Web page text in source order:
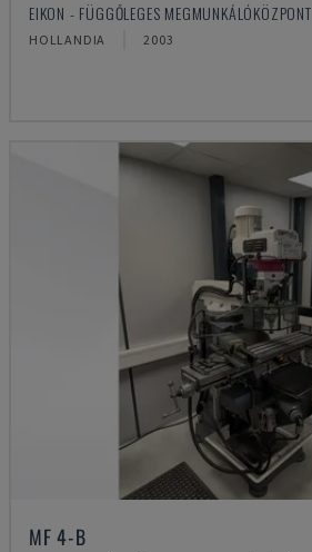
EIKON - FÜGGŐLEGES MEGMUNKÁLÓKÖZPONT
HOLLANDIA 2003
MF 4-B